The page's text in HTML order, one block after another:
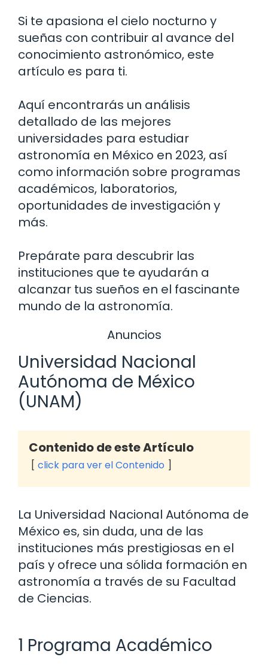
Si te apasiona el cielo nocturno y
sueñas con contribuir al avance del
conocimiento astronómico, este
artículo es para ti.
Aquí encontrarás un análisis
detallado de las mejores
universidades para estudiar
astronomía en México en 2023, así
como información sobre programas
académicos, laboratorios,
oportunidades de investigación y
más.
Prepárate para descubrir las
instituciones que te ayudarán a
alcanzar tus sueños en el fascinante
mundo de la astronomía.
Anuncios
Universidad Nacional
Autónoma de México
(UNAM)
Contenido de este Artículo
click para ver el Contenido
La Universidad Nacional Autónoma de
México es, sin duda, una de las
instituciones más prestigiosas en el
país y ofrece una sólida formación en
astronomía a través de su Facultad
de Ciencias.
1 Programa Académico